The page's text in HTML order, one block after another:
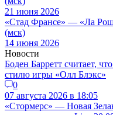
21 июня 2026
«Стад Франсе» — «Ла
(мск)
14 июня 2026
Новости
Боден Барретт считает,
стилю игры «Олл Блэкс»
0
07 августа 2026 в 18:05
«Стормерс» — Новая